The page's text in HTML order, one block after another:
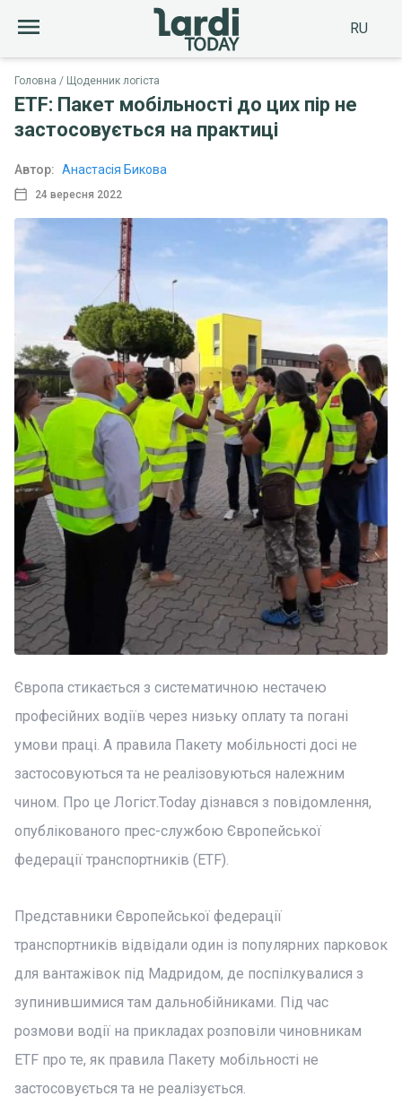
RU
Головна Щоденник логіста
ETF: Пакет мобільності до цих пір не
застосовується на практиці
24 вересня 2022
Автор: Анастасія Бикова
Європа стикається з систематичною нестачею
професійних водіїв через низьку оплату та погані
умови праці. А правила Пакету мобільності досі не
застосовуються та не реалізовуються належним
чином. Про це Логіст.Today дізнався з повідомлення,
опублікованого прес-службою Європейської
федерації транспортників (ETF).
Представники Європейської федерації
транспортників відвідали один із популярних парковок
для вантажівок під Мадридом, де поспілкувалися з
зупинившимися там дальнобійниками. Під час
розмови водії на прикладах розповіли чиновникам
ETF про те, як правила Пакету мобільності не
застосовується та не реалізується.